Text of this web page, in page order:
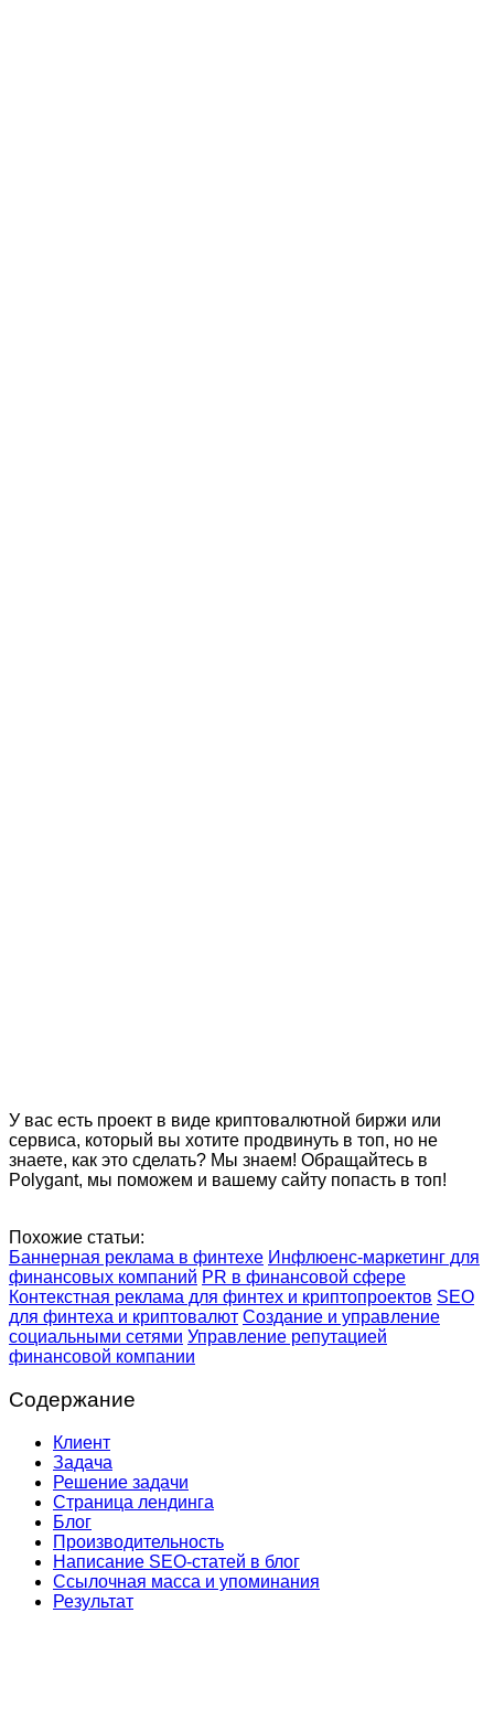
У вас есть проект в виде криптовалютной биржи или
сервиса, который вы хотите продвинуть в топ, но не
знаете, как это сделать? Мы знаем! Обращайтесь в
Polygant, мы поможем и вашему сайту попасть в топ!
Похожие статьи:
Баннерная реклама в финтехе Инфлюенс-маркетинг для
финансовых компаний PR в финансовой сфере
Контекстная реклама для финтех и криптопроектов SEO
для финтеха и криптовалют Создание и управление
социальными сетями Управление репутацией
финансовой компании
Содержание
Клиент
Задача
Решение задачи
Страница лендинга
Блог
Производительность
Написание SEO-статей в блог
Ссылочная масса и упоминания
Результат